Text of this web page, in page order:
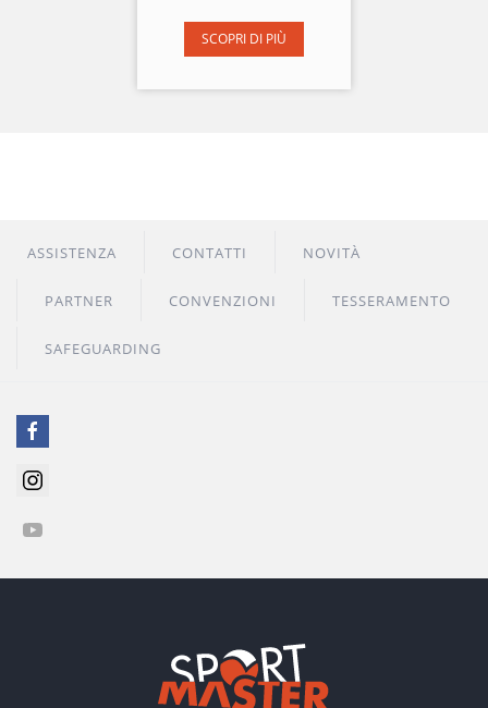
SCOPRI DI PIÙ
ASSISTENZA CONTATTI NOVITÀ
PARTNER CONVENZIONI TESSERAMENTO
SAFEGUARDING